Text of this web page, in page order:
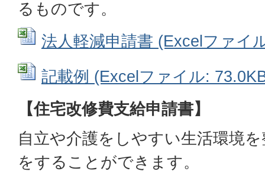
るものです。
法人軽減申請書 (Excelファイ
記載例 (Excelファイル:
【住宅改修費支給申請書】
自立や介護をしやすい生活環境
をすることができます。